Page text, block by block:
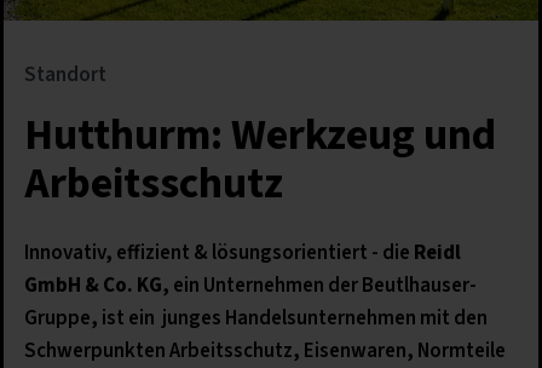
Standort
Hutthurm: Werkzeug und
Arbeitsschutz
Innovativ, effizient & lösungsorientiert - die Reidl
GmbH & Co. KG, ein Unternehmen der Beutlhauser-
Gruppe, ist ein junges Handelsunternehmen mit den
Schwerpunkten Arbeitsschutz, Eisenwaren, Normteile